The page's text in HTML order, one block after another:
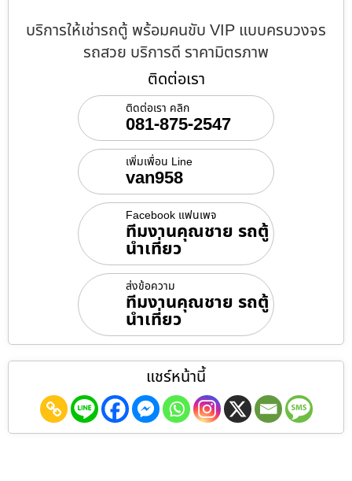
บริการให้เช่ารถตู้ พร้อมคนขับ VIP แบบครบวงจร
รถสวย บริการดี ราคามิตรภาพ
ติดต่อเรา
ติดต่อเรา คลิก
081-875-2547
เพิ่มเพื่อน Line
van958
Facebook แฟนเพจ
ทีมงานคุณชาย รถตู้
นำเที่ยว
ส่งข้อความ
ทีมงานคุณชาย รถตู้
นำเที่ยว
แชร์หน้านี้